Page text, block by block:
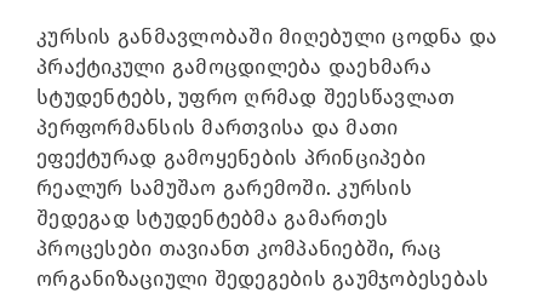
კურსის განმავლობაში მიღებული ცოდნა და
პრაქტიკული გამოცდილება დაეხმარა
სტუდენტებს, უფრო ღრმად შეესწავლათ
პერფორმანსის მართვისა და მათი
ეფექტურად გამოყენების პრინციპები
რეალურ სამუშაო გარემოში. კურსის
შედეგად სტუდენტებმა გამართეს
პროცესები თავიანთ კომპანიებში, რაც
ორგანიზაციული შედეგების გაუმჯობესებას